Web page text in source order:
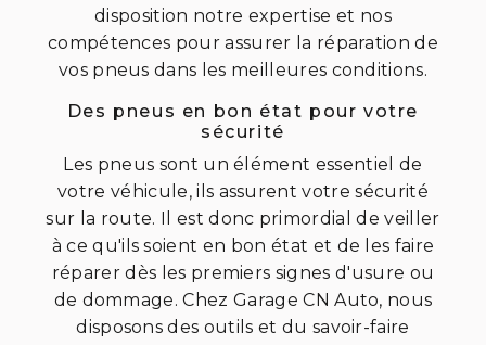
disposition notre expertise et nos
compétences pour assurer la réparation de
vos pneus dans les meilleures conditions.
Des pneus en bon état pour votre
sécurité
Les pneus sont un élément essentiel de
votre véhicule, ils assurent votre sécurité
sur la route. Il est donc primordial de veiller
à ce qu'ils soient en bon état et de les faire
réparer dès les premiers signes d'usure ou
de dommage. Chez Garage CN Auto, nous
disposons des outils et du savoir-faire